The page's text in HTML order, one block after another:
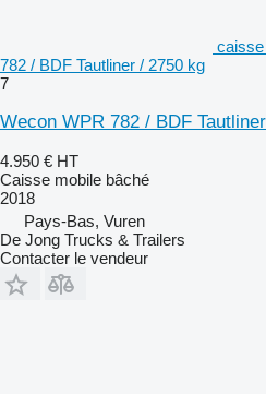
782 / BDF Tautliner / 2750 kg
7
Wecon WPR 782 / BDF
4.950 € HT
Caisse mobile bâché
2018
Pays-Bas, Vuren
De Jong Trucks & Trailers
Contacter le vendeur